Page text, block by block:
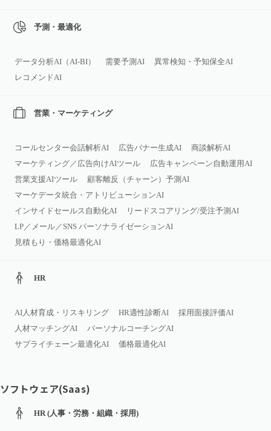
予測・最適化
データ分析AI（AI‑BI） 需要予測AI
異常検知・予知保全AI
レコメンドAI
営業・マーケティング
コールセンター会話解析AI 広告バナー生成AI
商談解析AI
マーケティング／広告向けAIツール
広告キャンペーン自動運用AI
営業支援AIツール
顧客離反（チャーン）予測AI
マーケデータ統合・アトリビューションAI
インサイドセールス自動化AI
リードスコアリング/受注予測AI
LP／メール／SNS パーソナライゼーションAI
見積もり・価格最適化AI
HR
AI人材育成・リスキリング HR適性診断AI
採用面接評価AI
人材マッチングAI
パーソナルコーチングAI
サプライチェーン最適化AI
価格最適化AI
ソフトウェア(Saas)
HR (人事・労務・組織・採用)